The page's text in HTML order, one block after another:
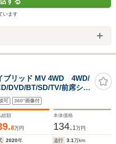
います
ブリッド MV 4WD 4WD/
DVD/BT/SD/TV/前席シー
/片側パワースライドドア/
フティーサポート
可 360°画像付
総額
8万円
本体価格
134. 1万円
2020年 走行 3.1万km